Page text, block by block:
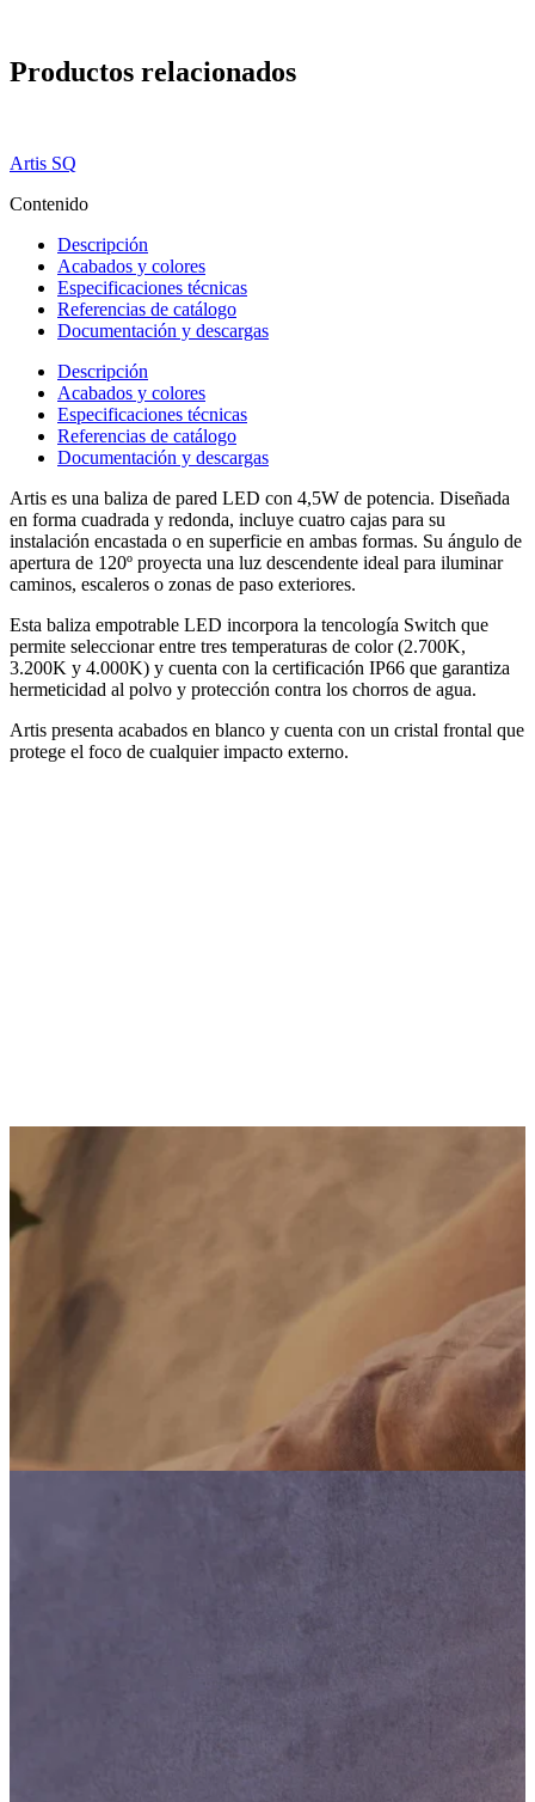
Productos relacionados
Artis SQ
Contenido
Descripción
Acabados y colores
Especificaciones técnicas
Referencias de catálogo
Documentación y descargas
Descripción
Acabados y colores
Especificaciones técnicas
Referencias de catálogo
Documentación y descargas
Artis es una baliza de pared LED con 4,5W de potencia. Diseñada
en forma cuadrada y redonda, incluye cuatro cajas para su
instalación encastada o en superficie en ambas formas. Su ángulo de
apertura de 120º proyecta una luz descendente ideal para iluminar
caminos, escaleros o zonas de paso exteriores.
Esta baliza empotrable LED incorpora la tencología Switch que
permite seleccionar entre tres temperaturas de color (2.700K,
3.200K y 4.000K) y cuenta con la certificación IP66 que garantiza
hermeticidad al polvo y protección contra los chorros de agua.
Artis presenta acabados en blanco y cuenta con un cristal frontal que
protege el foco de cualquier impacto externo.